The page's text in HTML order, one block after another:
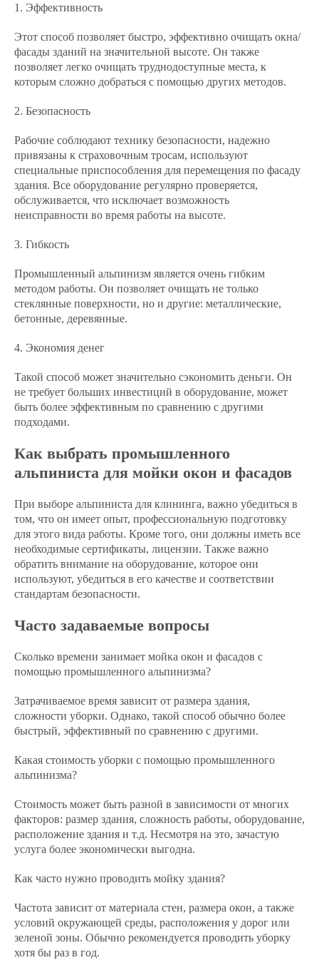
1. Эффективность
Этот способ позволяет быстро, эффективно очищать окна/
фасады зданий на значительной высоте. Он также
позволяет легко очищать труднодоступные места, к
которым сложно добраться с помощью других методов.
2. Безопасность
Рабочие соблюдают технику безопасности, надежно
привязаны к страховочным тросам, используют
специальные приспособления для перемещения по фасаду
здания. Все оборудование регулярно проверяется,
обслуживается, что исключает возможность
неисправности во время работы на высоте.
3. Гибкость
Промышленный альпинизм является очень гибким
методом работы. Он позволяет очищать не только
стеклянные поверхности, но и другие: металлические,
бетонные, деревянные.
4. Экономия денег
Такой способ может значительно сэкономить деньги. Он
не требует больших инвестиций в оборудование, может
быть более эффективным по сравнению с другими
подходами.
Как выбрать промышленного
альпиниста для мойки окон и фасадов
При выборе альпиниста для клининга, важно убедиться в
том, что он имеет опыт, профессиональную подготовку
для этого вида работы. Кроме того, они должны иметь все
необходимые сертификаты, лицензии. Также важно
обратить внимание на оборудование, которое они
используют, убедиться в его качестве и соответствии
стандартам безопасности.
Часто задаваемые вопросы
Сколько времени занимает мойка окон и фасадов с
помощью промышленного альпинизма?
Затрачиваемое время зависит от размера здания,
сложности уборки. Однако, такой способ обычно более
быстрый, эффективный по сравнению с другими.
Какая стоимость уборки с помощью промышленного
альпинизма?
Стоимость может быть разной в зависимости от многих
факторов: размер здания, сложность работы, оборудование,
расположение здания и т.д. Несмотря на это, зачастую
услуга более экономически выгодна.
Как часто нужно проводить мойку здания?
Частота зависит от материала стен, размера окон, а также
условий окружающей среды, расположения у дорог или
зеленой зоны. Обычно рекомендуется проводить уборку
хотя бы раз в год.